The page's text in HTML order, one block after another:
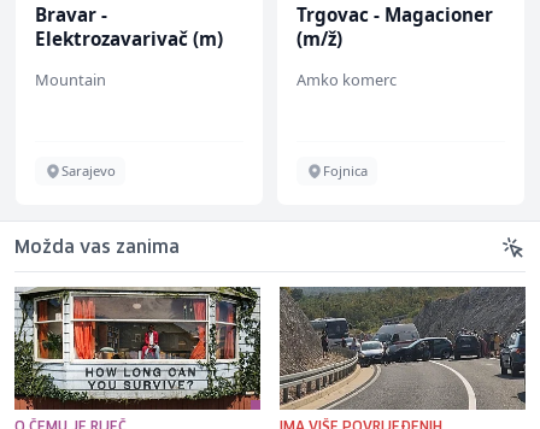
Bravar -
Elektrozavarivač (m)
Mountain
Sarajevo
Trgovac - Magacioner
(m/ž)
Amko komerc
Fojnica
Možda vas zanima